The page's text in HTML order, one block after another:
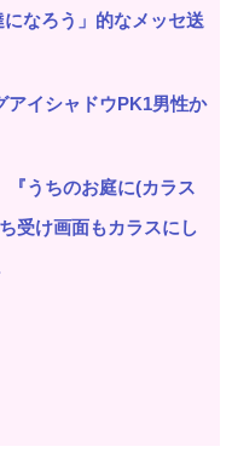
なろう」的なメッセ送
アイシャドウPK1男性か
『うちのお庭に(カラス
受け画面もカラスにし